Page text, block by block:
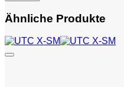
Ähnliche Produkte